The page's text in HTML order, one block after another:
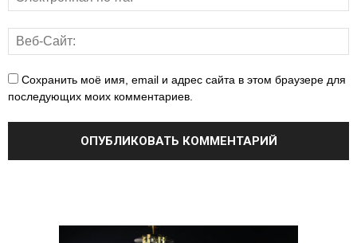
Сохранить моё имя, email и адрес сайта в этом браузере для
последующих моих комментариев.